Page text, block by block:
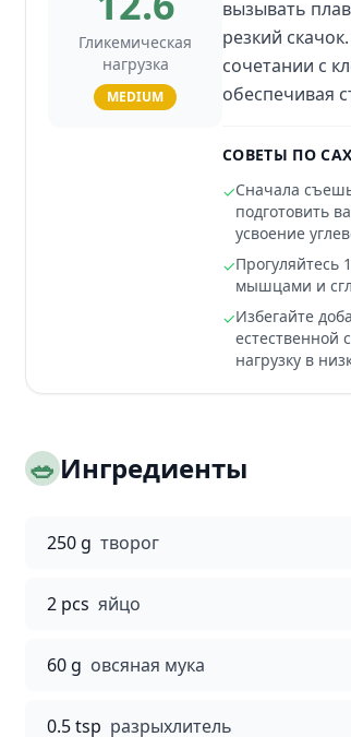
Гликемическая
нагрузка
MEDIUM
вызывать
резкий
сочетании с
обеспечивая
СОВЕТЫ ПО
✓Сначала
подготовить
усвоение
✓
мышцами и
✓Избегайте
естественной
нагрузку в
🥗Ингредиенты
250 g творог
2 pcs яйцо
60 g овсяная мука
0.5 tsp разрыхлитель